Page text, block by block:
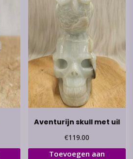
Aventurijn skull met uil
€119.00
Toevoegen aan